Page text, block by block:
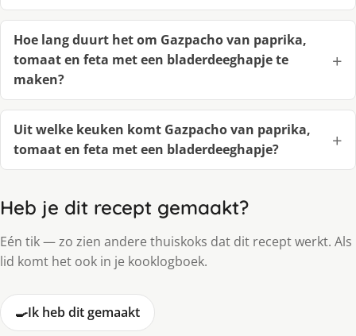
Hoe lang duurt het om Gazpacho van paprika,
tomaat en feta met een bladerdeeghapje te
maken?
Uit welke keuken komt Gazpacho van paprika,
tomaat en feta met een bladerdeeghapje?
Heb je dit recept gemaakt?
Eén tik — zo zien andere thuiskoks dat dit recept werkt. Als
lid komt het ook in je kooklogboek.
🍳Ik heb dit gemaakt